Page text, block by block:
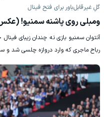
گلِ غیرقابل‌باور برای فتح فینال
ومبلی روی پاشنه سمنیو!
آنتوان سمنیو بازی نه چندان زیبای
رباح ماجری که وارد دروازه چلسی شد و